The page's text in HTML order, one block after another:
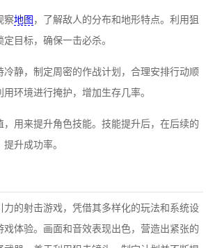
察地图 ，了解敌人的分布和地形特点。利用狙
目标，确保一击必杀。
冷静，制定周密的作战计划，合理安排行动顺
环境进行掩护，增加生存几率。
用来提升角色技能。技能提升后，在后续的
升成功率。
力的射击游戏，凭借其多样化的玩法和系统设
体验。画面和音效表现出色，营造出紧张的